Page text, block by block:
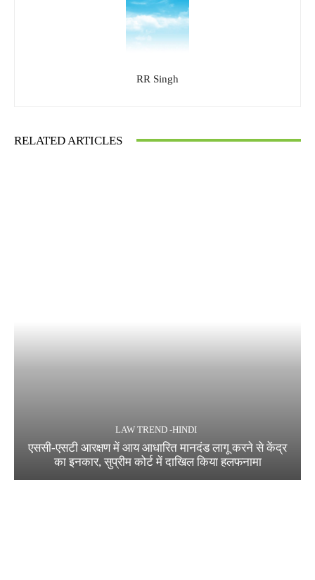
RR Singh
RELATED ARTICLES
LAW TREND -HINDI
एससी-एसटी आरक्षण में आय आधारित मानदंड लागू करने से केंद्र
का इनकार, सुप्रीम कोर्ट में दाखिल किया हलफनामा